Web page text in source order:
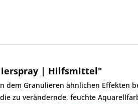
| Hilfsmittel"
dem Granulieren ähnlichen Effekten
zu verändernde, feuchte